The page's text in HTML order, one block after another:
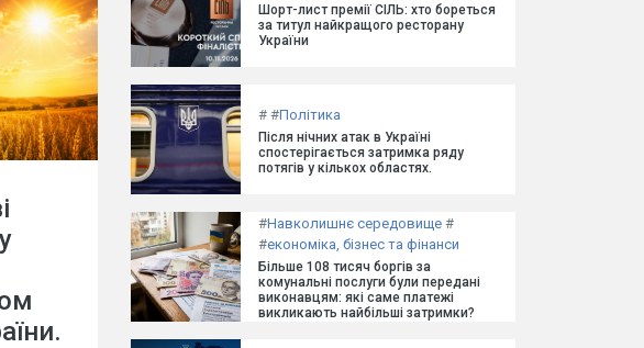
Шорт-лист премії СІЛЬ: хто бореться
за титул найкращого ресторану
України
# #Політика
Після нічних атак в Україні
спостерігається затримка ряду
потягів у кількох областях.
#Навколишнє середовище #
#економіка, бізнес та фінанси
Більше 108 тисяч боргів за
комунальні послуги були передані
виконавцям: які саме платежі
викликають найбільші затримки?